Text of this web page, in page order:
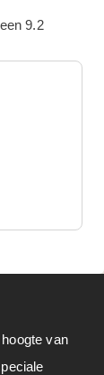
9.2
van